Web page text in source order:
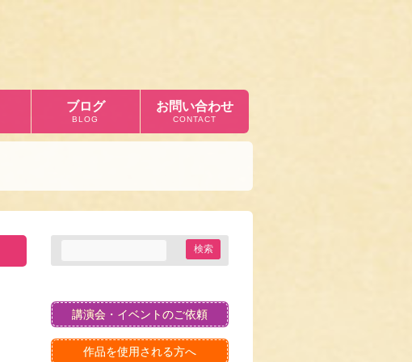
ブログ
BLOG
お問い合わせ
CONTACT
講演会・イベントのご依頼
作品を使用される方へ